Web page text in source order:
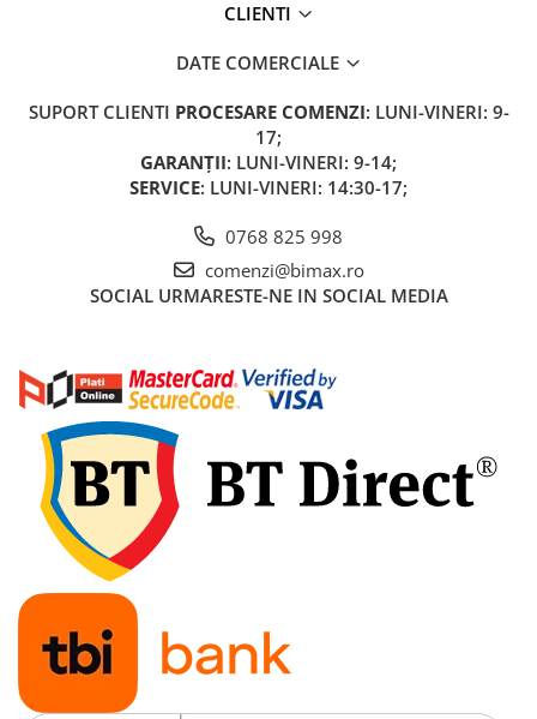
Piese Trotinete Electrice
Baterie Trotineta Electrica
Camera Trotineta Electrica
Incarcator Trotineta Electrica
Controller Trotineta Electrica
Motor Trotineta Electrica
Kit Frână Hidraulică
Franare Trotineta Electrica
Aparatori Noroi Trotineta Electrica
Electrice Diverse, Contacte,
Butoane
Lumini Trotinete Electrice
Piese Kugoo
Kukirin M4 MAX
Kukirin S1 MAX 2025-2026
KuKirin G2
CLIENTI
DATE COMERCIALE
SUPORT CLIENTI PROCESARE COMENZI: LUNI-VINERI: 9-
17;
GARANȚII: LUNI-VINERI: 9-14;
SERVICE: LUNI-VINERI: 14:30-17;
0768 825 998
comenzi@bimax.ro
SOCIAL URMARESTE-NE IN SOCIAL MEDIA